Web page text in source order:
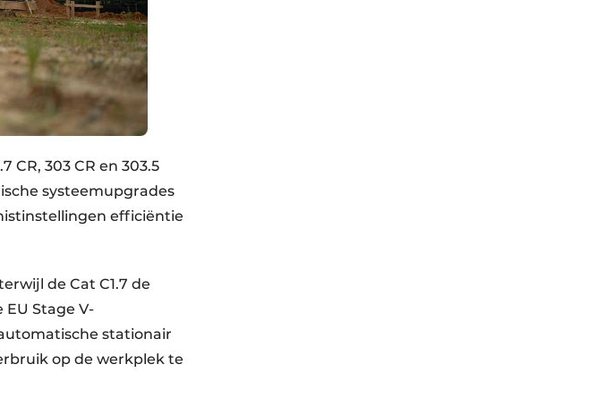
303 CR en 303.5
systeemupgrades
efficiëntie
de Cat C1.7 de
Stage V-
stationair
op de werkplek te